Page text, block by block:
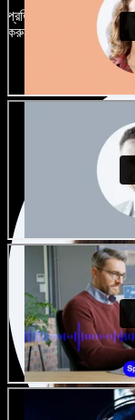
প্রতিটি প্রজেক্টকে
করুন, নিজের মতো টিউন